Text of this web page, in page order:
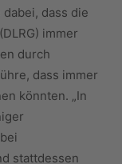
dass die
immer
durch
dass immer
könnten. „In
stattdessen